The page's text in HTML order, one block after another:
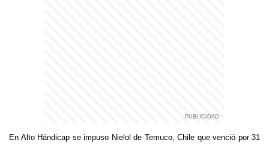
En Alto Hándicap se impuso Nielol de Temuco, Chile que venció por 31